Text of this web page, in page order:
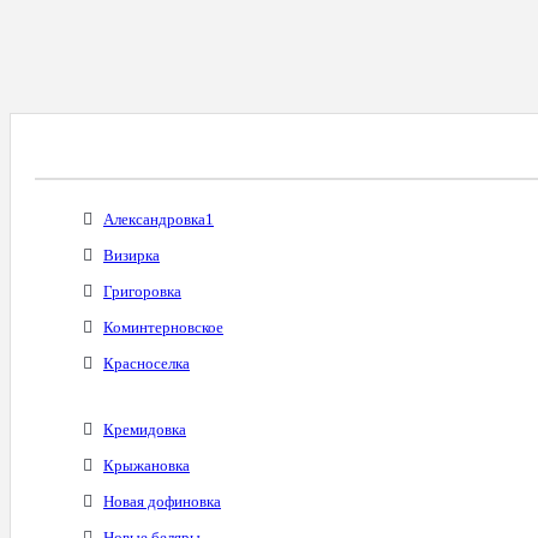
Александровка1
Визирка
Григоровка
Коминтерновское
Красноселка
Кремидовка
Крыжановка
Новая дофиновка